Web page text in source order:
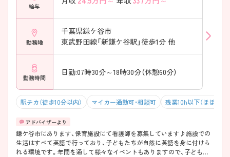
給与
勤務地
千葉県鎌ケ谷市
東武野田線「新鎌ケ谷駅」徒歩1分 他
勤務時間
日勤:07時30分～18時30分（休憩60分）
駅チカ（徒歩10分以内） マイカー通勤可・相談可 残業10h以下（ほぼなし）
鎌ケ谷市にあります、保育施設にて看護師を募集しています♪施設での
生活はすべて英語で行っており、子どもたちが自然に英語を身に付けら
れる環境です。年間を通して様々なイベントもありますので、子どもた